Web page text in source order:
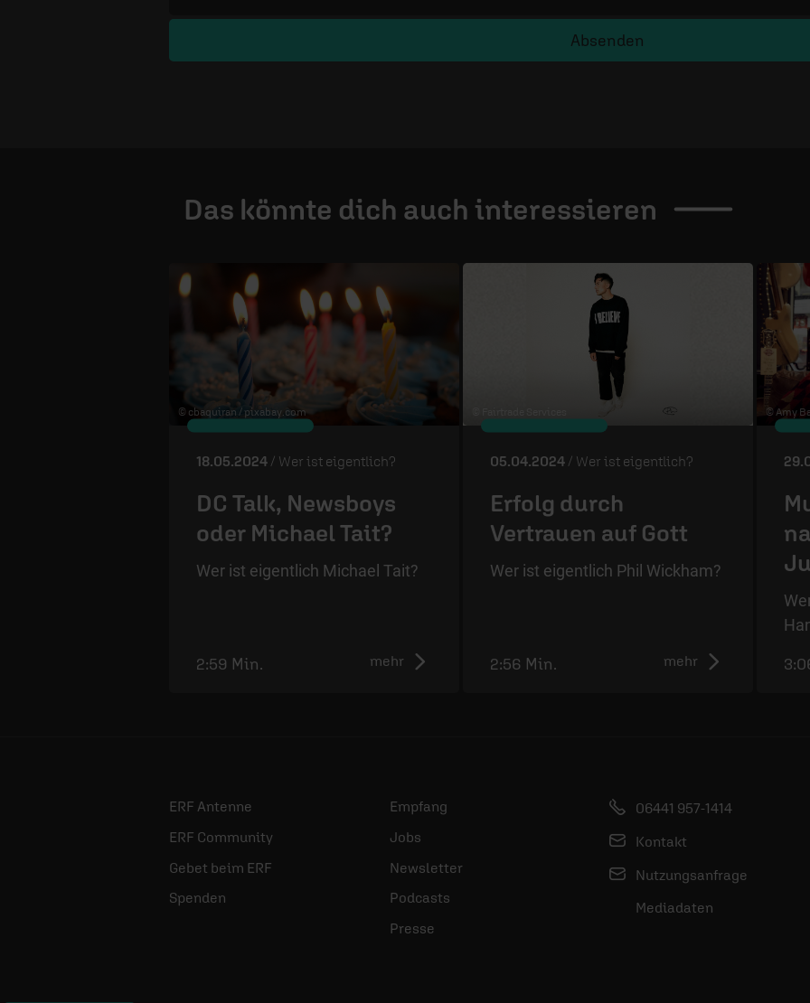
Absenden
Das könnte dich auch interessieren
© cbaquiran / pixabay.com
18.05.2024 / Wer ist eigentlich?
DC Talk, Newsboys
oder Michael Tait?
Wer ist eigentlich Michael Tait?
mehr
2:59 Min.
05.04.2024 / Wer ist eigentlich?
Erfolg durch
Vertrauen auf Gott
Wer ist eigentlich Phil Wickham?
mehr
2:56 Min.
© Amy
ERF Antenne
ERF Community
Gebet beim ERF
Spenden
Empfang
Jobs
Newsletter
Podcasts
Presse
06441 957-1414
Kontakt
Nutzungsanfrage
Mediadaten